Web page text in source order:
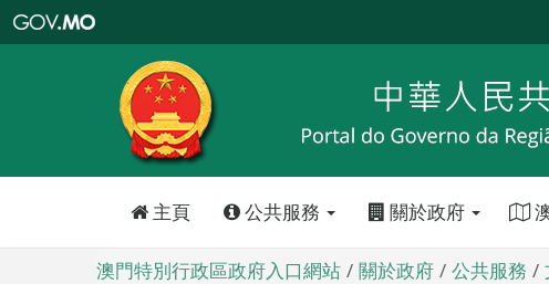
特
政
區
政
口
主頁 公共服務 關於政府
澳門特別行政區政府入口網站 關於政府 公共服務